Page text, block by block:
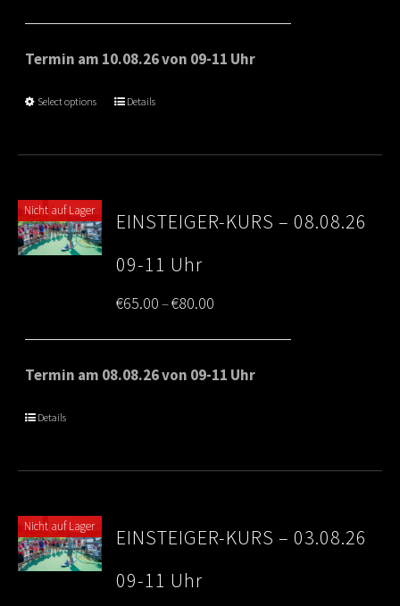
range:
€65.00
Termin am 10.08.26 von 09-11 Uhr
Select options Details
Nicht auf Lager
EINSTEIGER-KURS – 08.08.26
09-11 Uhr
€65.00–€80.00
range:
€65.00
Termin am 08.08.26 von 09-11 Uhr
Details
Nicht auf Lager
EINSTEIGER-KURS – 03.08.26
09-11 Uhr